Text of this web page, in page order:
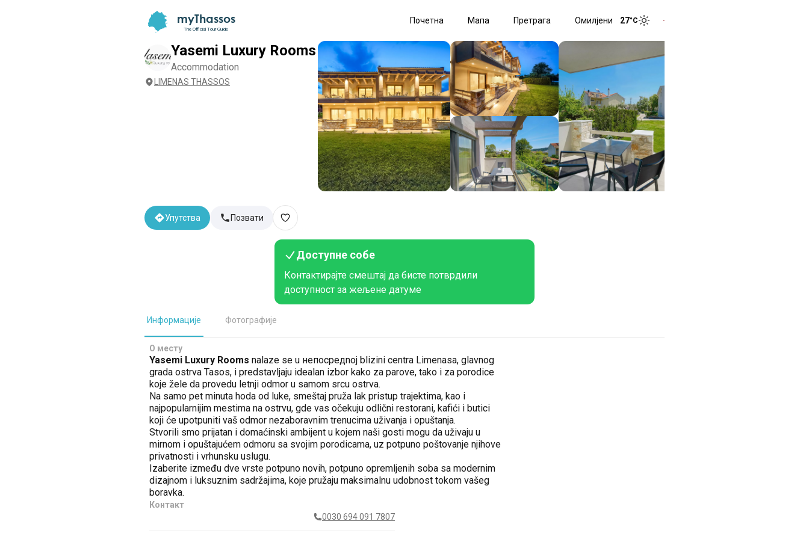
myThassos
The Official Tour Guide
Почетна Мапа Претрага Омилјени 27°C
Yasemi Luxury Rooms
Accommodation
LIMENAS THASSOS
Упутства Позвати
Доступне собе
Контактирајте смештај да бисте потврдили
доступност за жељене датуме
Информације Фотографије
О месту
Yasemi Luxury Rooms nalaze se u непосредnoj blizini centra Limenasa, glavnog
grada ostrva Tasos, i predstavljaju idealan izbor kako za parove, tako i za porodice
koje žele da provedu letnji odmor u samom srcu ostrva.
Na samo pet minuta hoda od luke, smeštaj pruža lak pristup trajektima, kao i
najpopularnijim mestima na ostrvu, gde vas očekuju odlični restorani, kafići i butici
koji će upotpuniti vaš odmor nezaboravnim trenucima uživanja i opuštanja.
Stvorili smo prijatan i domaćinski ambijent u kojem naši gosti mogu da uživaju u
mirnom i opuštajućem odmoru sa svojim porodicama, uz potpuno poštovanje njihove
privatnosti i vrhunsku uslugu.
Izaberite između dve vrste potpuno novih, potpuno opremljenih soba sa modernim
dizajnom i luksuznim sadržajima, koje pružaju maksimalnu udobnost tokom vašeg
boravka.
Контакт
0030 694 091 7807